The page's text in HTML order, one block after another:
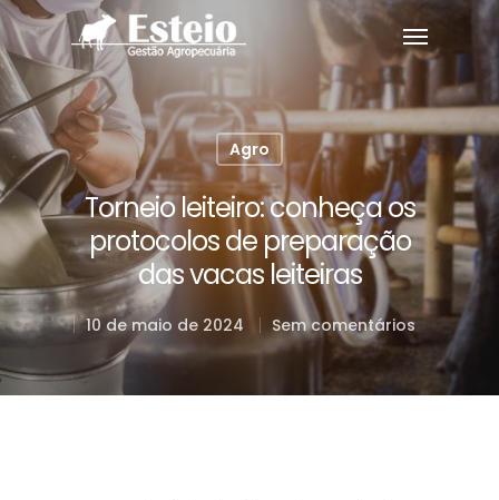
Agro
Torneio leiteiro: conheça os
protocolos de preparação
das vacas leiteiras
10 de maio de 2024 Sem comentários